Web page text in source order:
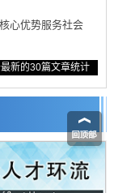
心优势服务社会
成功提高光合作用
需基因，首次揭示
野晋教授专访
新的30篇文章统计